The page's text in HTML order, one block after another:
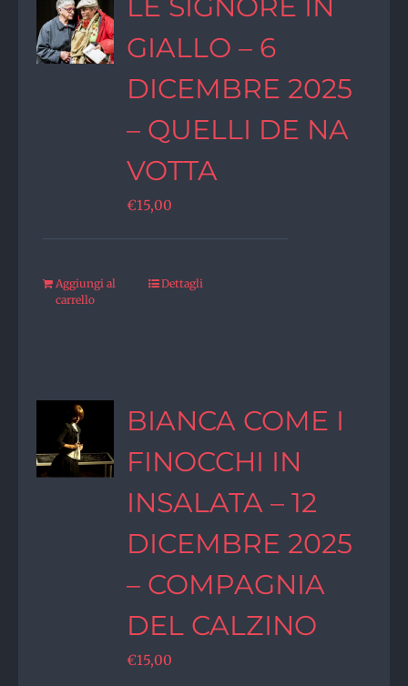
LE SIGNORE IN
GIALLO – 6
DICEMBRE 2025
– QUELLI DE NA
VOTTA
€15,00
Aggiungi al
carrello
Dettagli
BIANCA COME I
FINOCCHI IN
INSALATA – 12
DICEMBRE 2025
– COMPAGNIA
DEL CALZINO
€15,00